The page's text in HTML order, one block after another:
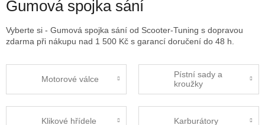
Gumová spojka sání
Vyberte si - Gumová spojka sání od Scooter-Tuning s dopravou
zdarma při nákupu nad 1 500 Kč s garancí doručení do 48 h.
Motorové válce
Pístní sady a
kroužky
Klikové hřídele Karburátory